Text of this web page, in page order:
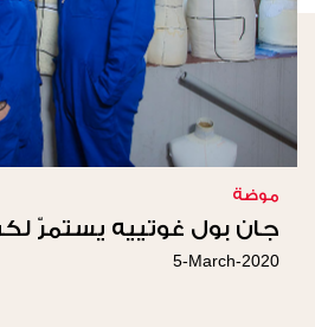
موضة
جان بول غوتييه يستمرّ
5-March-2020